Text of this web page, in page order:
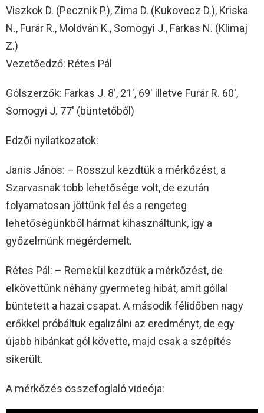
Viszkok D. (Pecznik P.), Zima D. (Kukovecz D.), Kriska
N., Furár R., Moldván K., Somogyi J., Farkas N. (Klimaj
Z.)
Vezetőedző: Rétes Pál
Gólszerzők: Farkas J. 8′, 21′, 69′ illetve Furár R. 60′,
Somogyi J. 77′ (büntetőből)
Edzői nyilatkozatok:
Janis János: – Rosszul kezdtük a mérkőzést, a
Szarvasnak több lehetősége volt, de ezután
folyamatosan jöttünk fel és a rengeteg
lehetőségünkből hármat kihasználtunk, így a
győzelmünk megérdemelt.
Rétes Pál: – Remekül kezdtük a mérkőzést, de
elkövettünk néhány gyermeteg hibát, amit góllal
büntetett a hazai csapat. A második félidőben nagy
erőkkel próbáltuk egalizálni az eredményt, de egy
újabb hibánkat gól követte, majd csak a szépítés
sikerült.
A mérkőzés összefoglaló videója: